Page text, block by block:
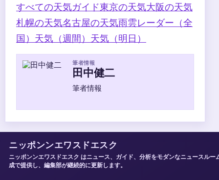
すべての天気ガイド東京の天気大阪の天気
札幌の天気名古屋の天気雨雲レーダー（全
国） 天気（週間） 天気（明日）
筆者情報
田中健二
筆者情報
ニッポンンエワスドエスク
ニッポンンエワスドエスク はニュース、ガイド、分析をモダンなニュースルー
成で提供し、編集部が継続的に更新します。